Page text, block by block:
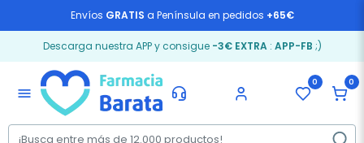
Envíos GRATIS a Península en pedidos +65€
Descarga nuestra APP y consigue -3€ EXTRA: APP-FB ;)
menu
0 0